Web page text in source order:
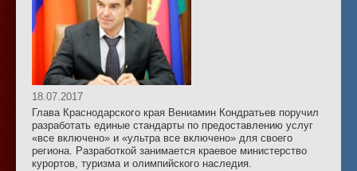
18.07.2017
Глава Краснодарского края Вениамин Кондратьев поручил
разработать единые стандарты по предоставлению услуг
«все включено» и «ультра все включено» для своего
региона. Разработкой занимается краевое министерство
курортов, туризма и олимпийского наследия.